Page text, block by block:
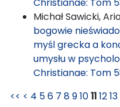
Michał Sawicki,
bogowie
myśl grecka a
umysłu w
Christianae: Tom
<< < 4 56 7 8910111213